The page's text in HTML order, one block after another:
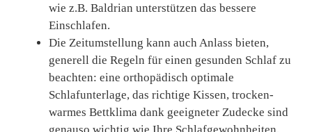
wie z.B. Baldrian unterstützen das bessere
Einschlafen.
Die Zeitumstellung kann auch Anlass bieten,
generell die Regeln für einen gesunden Schlaf zu
beachten: eine orthopädisch optimale
Schlafunterlage, das richtige Kissen, trocken-
warmes Bettklima dank geeigneter Zudecke sind
genauso wichtig wie Ihre Schlafgewohnheiten.